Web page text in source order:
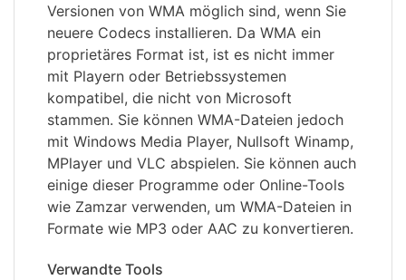
Versionen von WMA möglich sind, wenn Sie
neuere Codecs installieren. Da WMA ein
proprietäres Format ist, ist es nicht immer
mit Playern oder Betriebssystemen
kompatibel, die nicht von Microsoft
stammen. Sie können WMA-Dateien jedoch
mit Windows Media Player, Nullsoft Winamp,
MPlayer und VLC abspielen. Sie können auch
einige dieser Programme oder Online-Tools
wie Zamzar verwenden, um WMA-Dateien in
Formate wie MP3 oder AAC zu konvertieren.
Verwandte Tools